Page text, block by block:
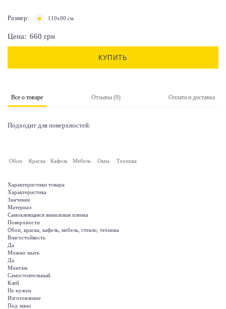
Размер: 110х90 см
Цена: 660 грн
КУПИТЬ
Все о товаре Отзывы (0) Оплата и доставка
Подходит для поверхностей:
Обои Краска Кафель Мебель Окна Техника
Характеристики товара
Характеристика
Значение
Материал
Самоклеящаяся виниловая пленка
Поверхности
Обои, краска, кафель, мебель, стекло, техника
Влагостойкость
Да
Можно мыть
Да
Монтаж
Самостоятельный
Клей
Не нужен
Изготовление
Под заказ